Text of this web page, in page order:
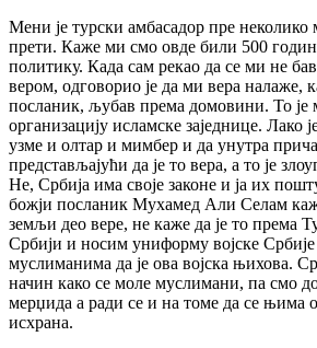
Мени је турски амбасадор пре неколико
прети. Каже ми смо овде били 500
политику. Када сам рекао да се ми не
вером, одговорио је да ми вера налаже,
посланик, љубав према домовини. То
организацију исламске заједнице. Лако
узме и олтар и мимбер и да унутра
представљајући да је то вера, а то је
Не, Србија има своје законе и ја их
божји посланик Мухамед Али Селам
земљи део вере, не каже да је то према
Србији и носим униформу војске Србије
муслиманима да је ова војска њихова.
начин како се моле муслимани, па смо
мерџида а ради се и на томе да се њима
исхрана.